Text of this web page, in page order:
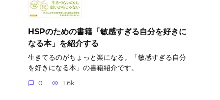
HSPのための書籍「敏感すぎる自分を好きに
なる本」を紹介する
生きてるのがちょっと楽になる。「敏感すぎる自分
を好きになる本」の書籍紹介です。
0 1.6k.